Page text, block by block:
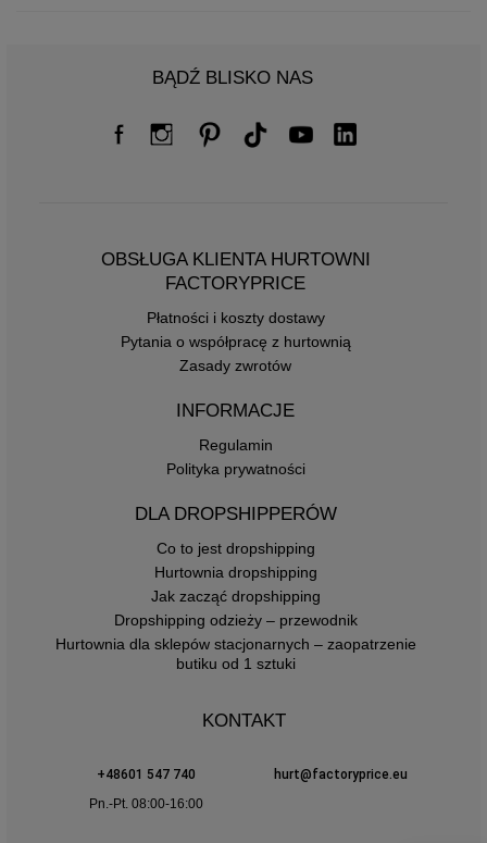
BĄDŹ BLISKO NAS
OBSŁUGA KLIENTA HURTOWNI
FACTORYPRICE
Płatności i koszty dostawy
Pytania o współpracę z hurtownią
Zasady zwrotów
INFORMACJE
Regulamin
Polityka prywatności
DLA DROPSHIPPERÓW
Co to jest dropshipping
Hurtownia dropshipping
Jak zacząć dropshipping
Dropshipping odzieży – przewodnik
Hurtownia dla sklepów stacjonarnych – zaopatrzenie
butiku od 1 sztuki
KONTAKT
+48601 547 740
hurt@factoryprice.eu
Pn.-Pt. 08:00-16:00